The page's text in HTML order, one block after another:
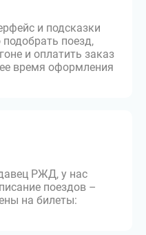
и подсказки
поезд,
и оплатить заказ
время оформления
РЖД, у нас
поездов –
на билеты: